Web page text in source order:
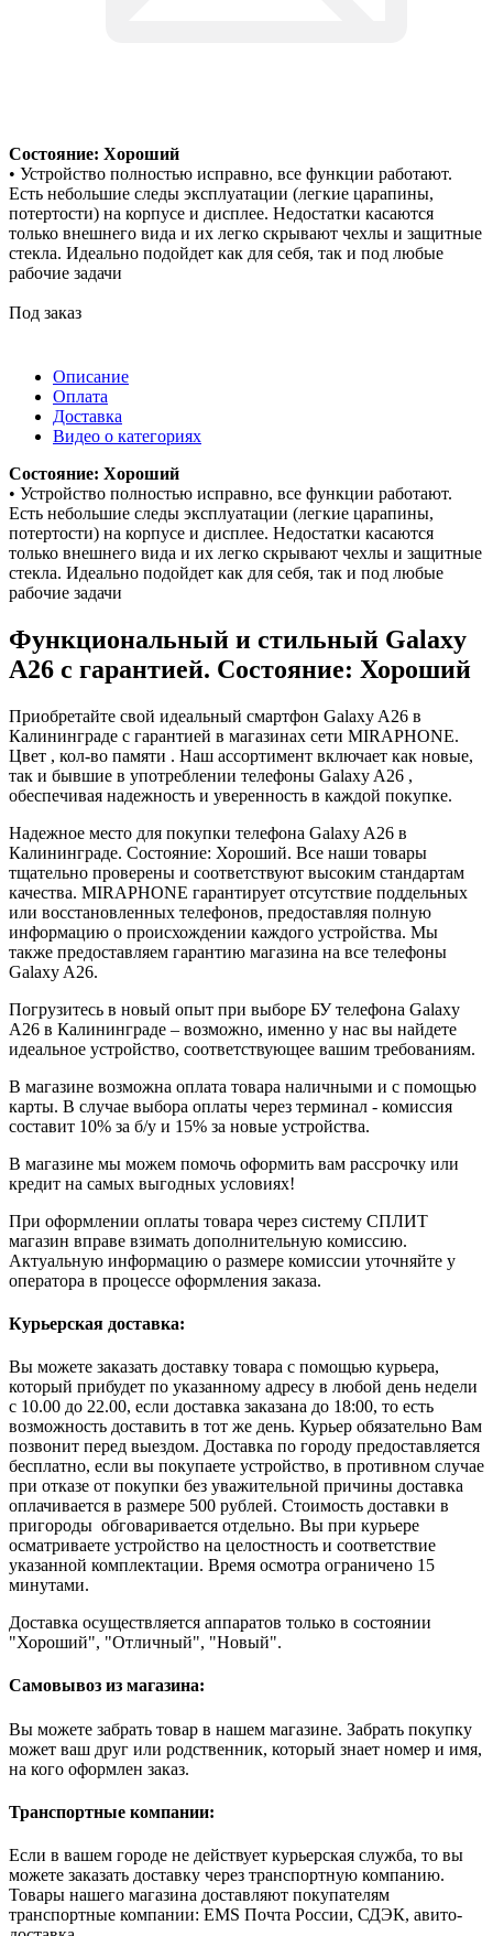
Состояние: Хороший
• Устройство полностью исправно, все функции работают.
Есть небольшие следы эксплуатации (легкие царапины,
потертости) на корпусе и дисплее. Недостатки касаются
только внешнего вида и их легко скрывают чехлы и защитные
стекла. Идеально подойдет как для себя, так и под любые
рабочие задачи
Под заказ
Описание
Оплата
Доставка
Видео о категориях
Состояние: Хороший
• Устройство полностью исправно, все функции работают.
Есть небольшие следы эксплуатации (легкие царапины,
потертости) на корпусе и дисплее. Недостатки касаются
только внешнего вида и их легко скрывают чехлы и защитные
стекла. Идеально подойдет как для себя, так и под любые
рабочие задачи
Функциональный и стильный Galaxy
A26 с гарантией. Состояние: Хороший
Приобретайте свой идеальный смартфон Galaxy A26 в
Калининграде с гарантией в магазинах сети MIRAPHONE.
Цвет , кол-во памяти . Наш ассортимент включает как новые,
так и бывшие в употреблении телефоны Galaxy A26 ,
обеспечивая надежность и уверенность в каждой покупке.
Надежное место для покупки телефона Galaxy A26 в
Калининграде. Состояние: Хороший. Все наши товары
тщательно проверены и соответствуют высоким стандартам
качества. MIRAPHONE гарантирует отсутствие поддельных
или восстановленных телефонов, предоставляя полную
информацию о происхождении каждого устройства. Мы
также предоставляем гарантию магазина на все телефоны
Galaxy A26.
Погрузитесь в новый опыт при выборе БУ телефона Galaxy
A26 в Калининграде – возможно, именно у нас вы найдете
идеальное устройство, соответствующее вашим требованиям.
В магазине возможна оплата товара наличными и с помощью
карты. В случае выбора оплаты через терминал - комиссия
составит 10% за б/у и 15% за новые устройства.
В магазине мы можем помочь оформить вам рассрочку или
кредит на самых выгодных условиях!
При оформлении оплаты товара через систему СПЛИТ
магазин вправе взимать дополнительную комиссию.
Актуальную информацию о размере комиссии уточняйте у
оператора в процессе оформления заказа.
Курьерская доставка:
Вы можете заказать доставку товара с помощью курьера,
который прибудет по указанному адресу в любой день недели
с 10.00 до 22.00, если доставка заказана до 18:00, то есть
возможность доставить в тот же день. Курьер обязательно Вам
позвонит перед выездом. Доставка по городу предоставляется
бесплатно, если вы покупаете устройство, в противном случае
при отказе от покупки без уважительной причины доставка
оплачивается в размере 500 рублей. Стоимость доставки в
пригороды обговаривается отдельно. Вы при курьере
осматриваете устройство на целостность и соответствие
указанной комплектации. Время осмотра ограничено 15
минутами.
Доставка осуществляется аппаратов только в состоянии
"Хороший", "Отличный", "Новый".
Самовывоз из магазина:
Вы можете забрать товар в нашем магазине. Забрать покупку
может ваш друг или родственник, который знает номер и имя,
на кого оформлен заказ.
Транспортные компании:
Если в вашем городе не действует курьерская служба, то вы
можете заказать доставку через транспортную компанию.
Товары нашего магазина доставляют покупателям
транспортные компании: EMS Почта России, СДЭК, авито-